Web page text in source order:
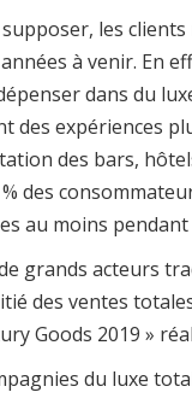
les
à venir. En
dans du
des expériences
des bars,
des
au moins
grands acteurs
des ventes
Goods 2019 »
du luxe